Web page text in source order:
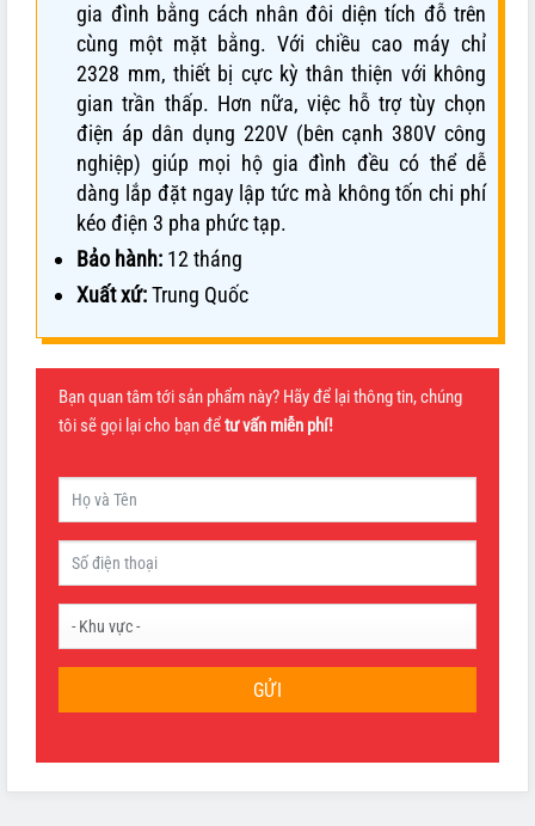
gia đình bằng cách nhân đôi diện tích đỗ trên
cùng một mặt bằng. Với chiều cao máy chỉ
2328 mm, thiết bị cực kỳ thân thiện với không
gian trần thấp. Hơn nữa, việc hỗ trợ tùy chọn
điện áp dân dụng 220V (bên cạnh 380V công
nghiệp) giúp mọi hộ gia đình đều có thể dễ
dàng lắp đặt ngay lập tức mà không tốn chi phí
kéo điện 3 pha phức tạp.
Bảo hành: 12 tháng
Xuất xứ:Trung Quốc
Bạn quan tâm tới sản phẩm này? Hãy để lại thông tin, chúng
tôi sẽ gọi lại cho bạn đểtư vấn miễn phí!
GỬI